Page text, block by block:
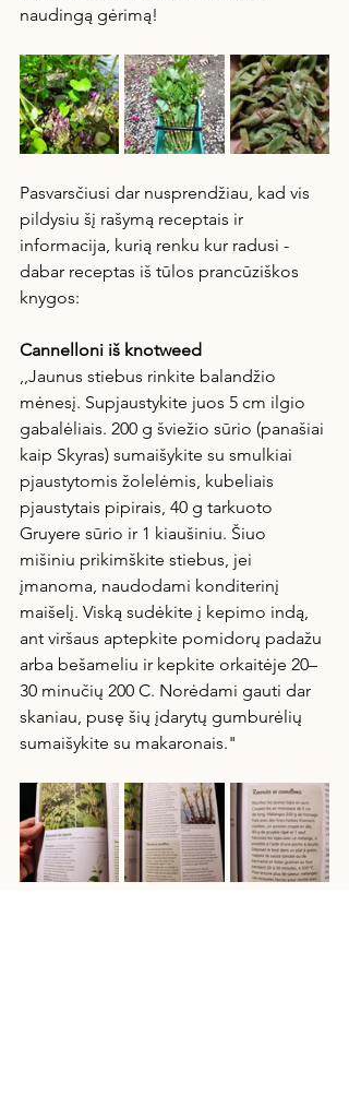
naudingą gėrimą!
Pasvarsčiusi dar nusprendžiau, kad vis
pildysiu šį rašymą receptais ir
informacija, kurią renku kur radusi -
dabar receptas iš tūlos prancūziškos
knygos:
Cannelloni iš knotweed
,,Jaunus stiebus rinkite balandžio
mėnesį. Supjaustykite juos 5 cm ilgio
gabalėliais. 200 g šviežio sūrio (panašiai
kaip Skyras) sumaišykite su smulkiai
pjaustytomis žolelėmis, kubeliais
pjaustytais pipirais, 40 g tarkuoto
Gruyere sūrio ir 1 kiaušiniu. Šiuo
mišiniu prikimškite stiebus, jei
įmanoma, naudodami konditerinį
maišelį. Viską sudėkite į kepimo indą,
ant viršaus aptepkite pomidorų padažu
arba bešameliu ir kepkite orkaitėje 20–
30 minučių 200 C. Norėdami gauti dar
skaniau, pusę šių įdarytų gumburėlių
sumaišykite su makaronais."